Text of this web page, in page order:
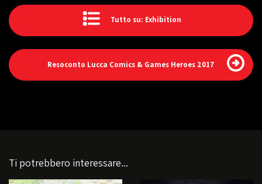
Tutto su: Exhibition
Resoconto Lucca Comics & Games Heroes 2017
Ti potrebbero interessare...